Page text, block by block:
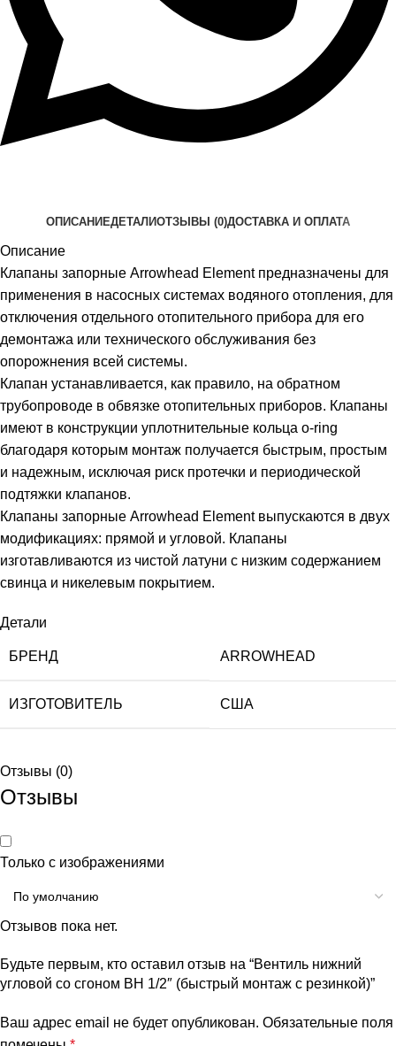
ОПИСАНИЕДЕТАЛИОТЗЫВЫ (0)ДОСТАВКА И ОПЛАТА
Описание
Клапаны запорные Arrowhead Element предназначены для
применения в насосных системах водяного отопления, для
отключения отдельного отопительного прибора для его
демонтажа или технического обслуживания без
опорожнения всей системы.
Клапан устанавливается, как правило, на обратном
трубопроводе в обвязке отопительных приборов. Клапаны
имеют в конструкции уплотнительные кольца o-ring
благодаря которым монтаж получается быстрым, простым
и надежным, исключая риск протечки и периодической
подтяжки клапанов.
Клапаны запорные Arrowhead Element выпускаются в двух
модификациях: прямой и угловой. Клапаны
изготавливаются из чистой латуни с низким содержанием
свинца и никелевым покрытием.
Детали
БРЕНД ARROWHEAD
ИЗГОТОВИТЕЛЬ США
Отзывы (0)
Отзывы
Только с изображениями
Отзывов пока нет.
Будьте первым, кто оставил отзыв на “Вентиль нижний
угловой со сгоном ВН 1/2″ (быстрый монтаж с резинкой)”
Ваш адрес email не будет опубликован. Обязательные поля